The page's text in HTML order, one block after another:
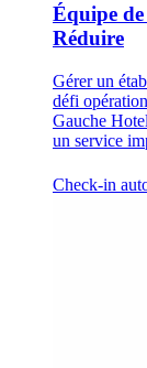
Équipe
Réduire
Gérer un
défi
Gauche
un service
Check-in